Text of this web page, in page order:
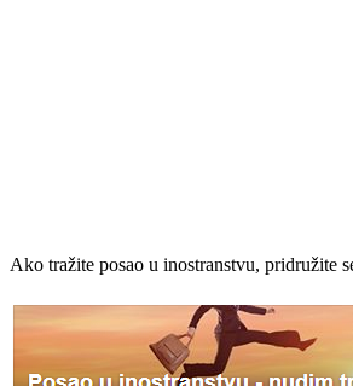
Ako tražite posao u inostranstvu, pridružite